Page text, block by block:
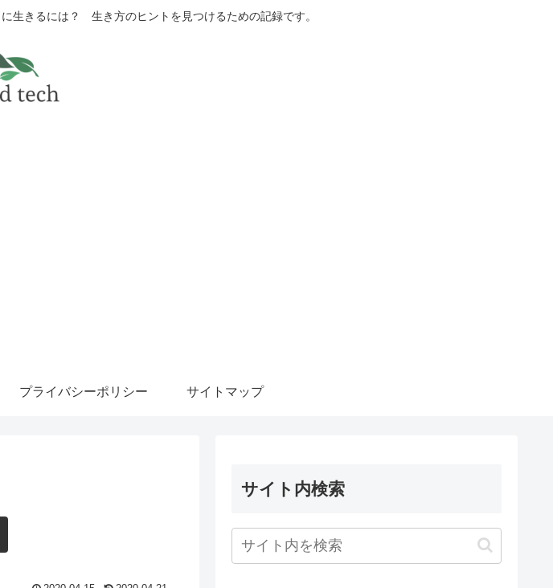
生きるには？ 生き方のヒントを見つけるための記録です。
プライバシーポリシー サイトマップ
サイト内検索